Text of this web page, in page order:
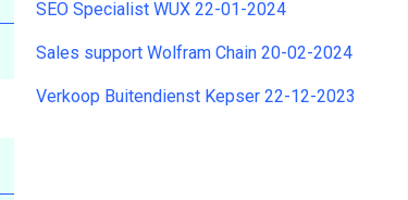
SEO Specialist WUX 22-01-2024
Sales support Wolfram Chain 20-02-2024
Verkoop Buitendienst Kepser 22-12-2023